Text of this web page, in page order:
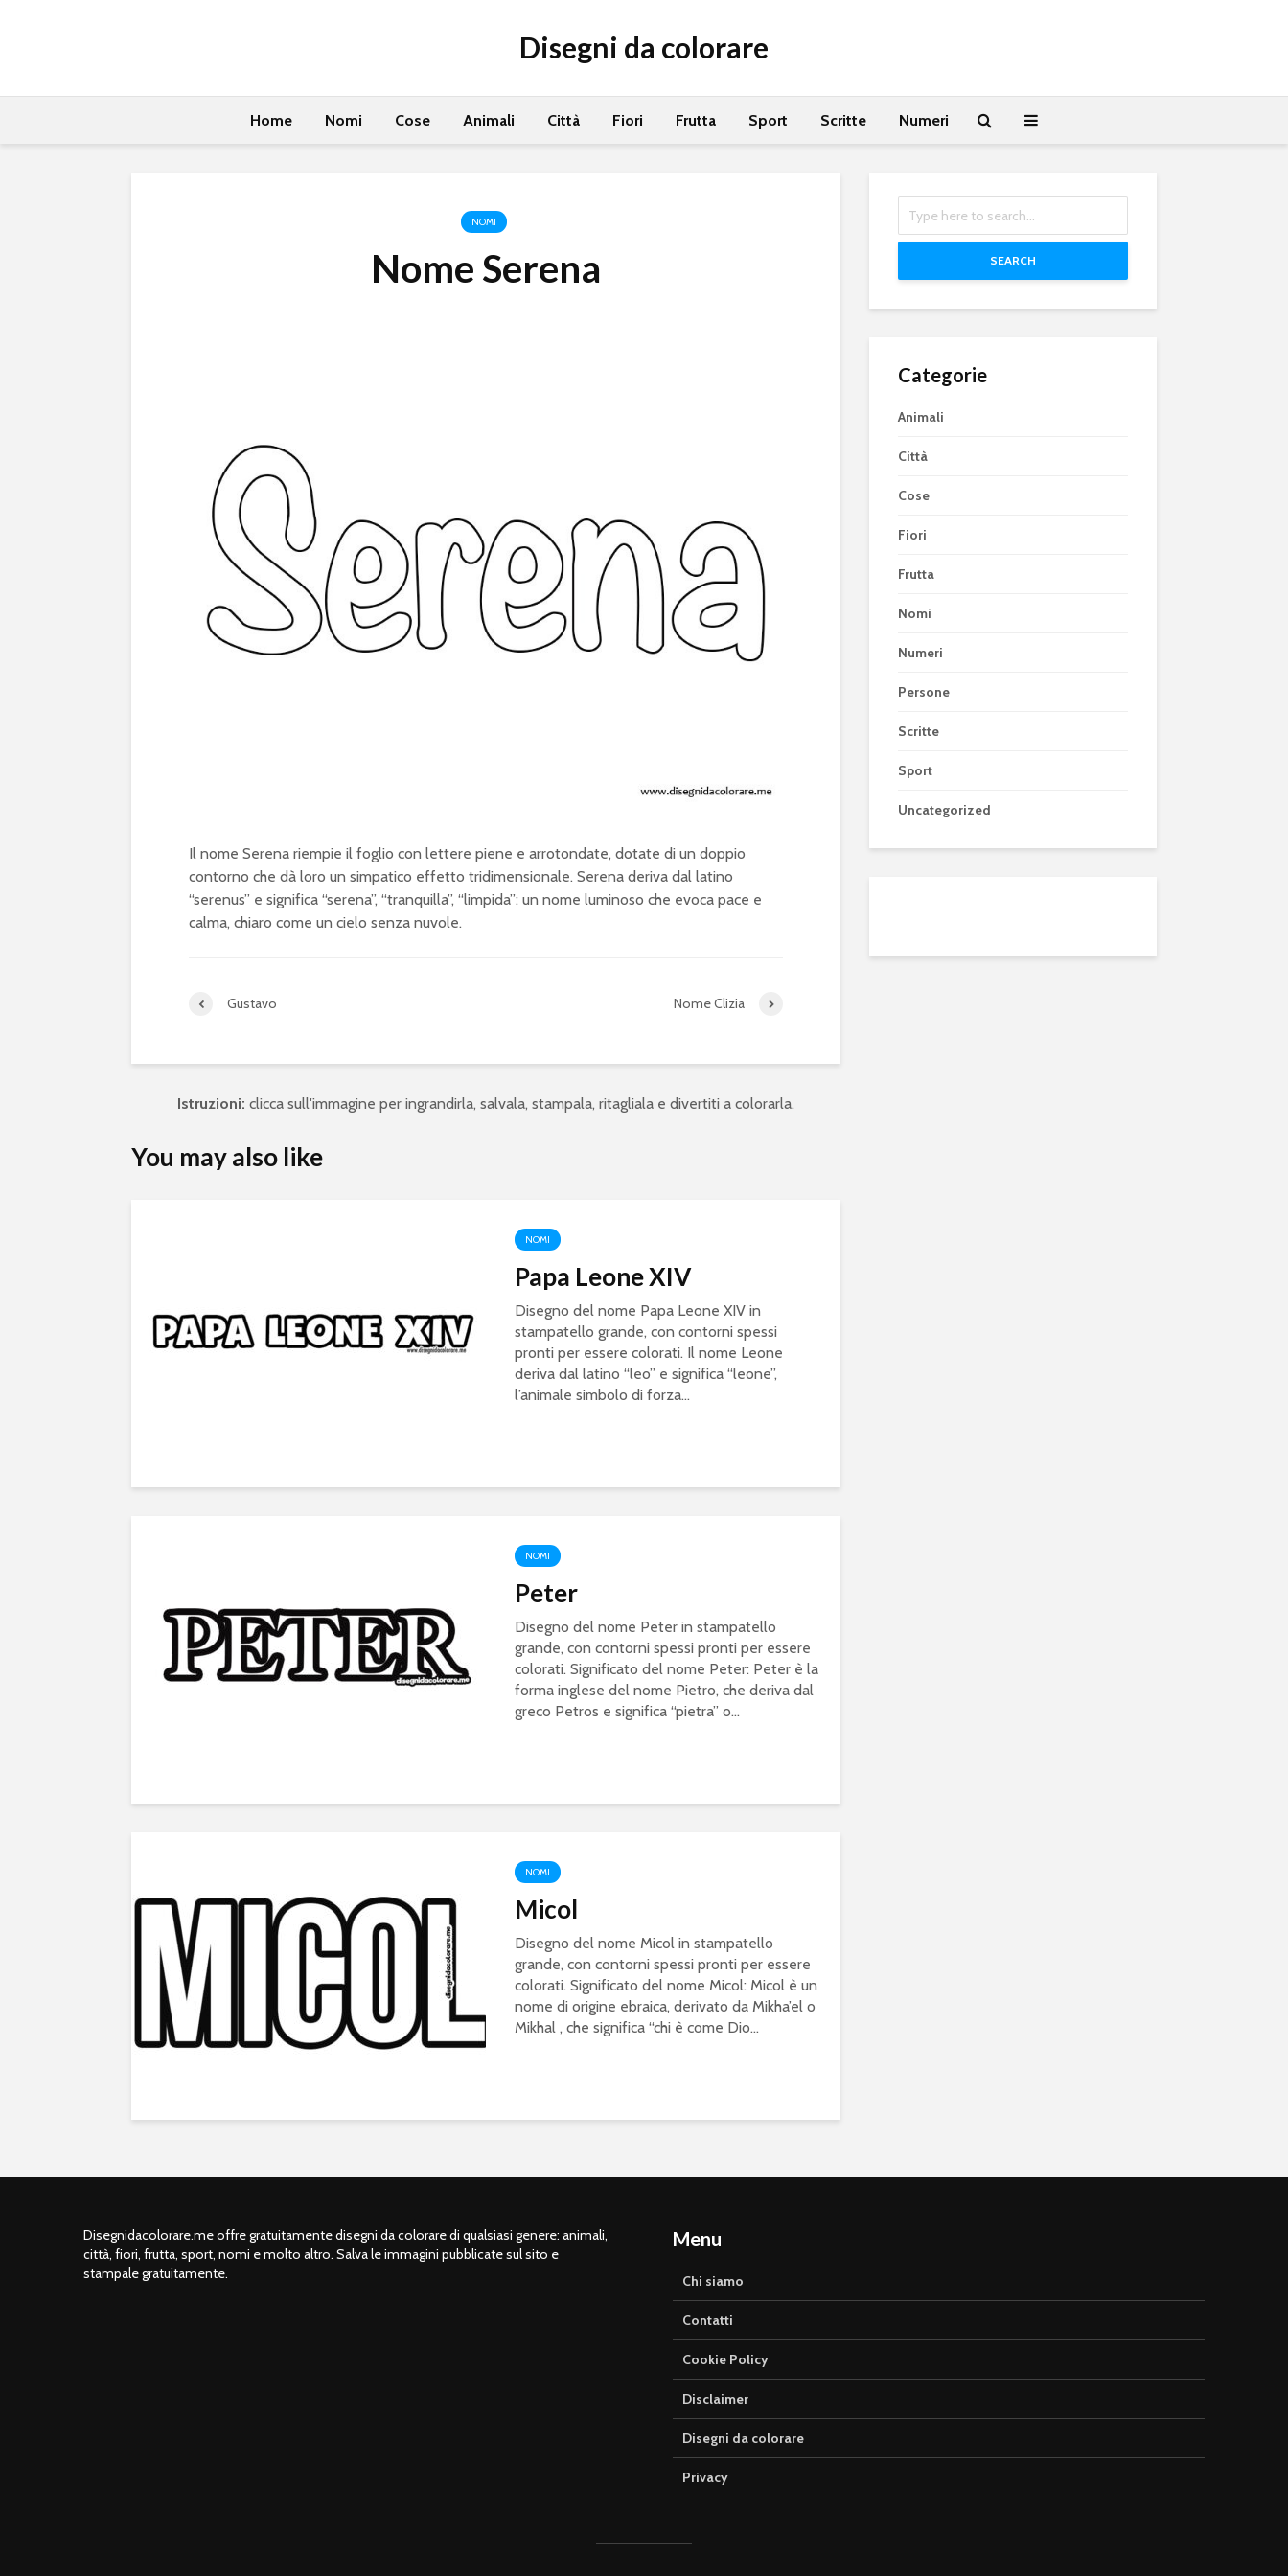
Disegni da colorare
Home Nomi Cose Animali Città Fiori Frutta Sport Scritte Numeri
NOMI
Nome Serena
Il nome Serena riempie il foglio con lettere piene e arrotondate, dotate di un doppio
contorno che dà loro un simpatico effetto tridimensionale. Serena deriva dal latino
“serenus” e significa “serena”, “tranquilla”, “limpida”: un nome luminoso che evoca pace e
calma, chiaro come un cielo senza nuvole.
Gustavo Nome Clizia
Istruzioni: clicca sull'immagine per ingrandirla, salvala, stampala, ritagliala e divertiti a colorarla.
You may also like
NOMI
Papa Leone XIV
Disegno del nome Papa Leone XIV in
stampatello grande, con contorni spessi
pronti per essere colorati. Il nome Leone
deriva dal latino “leo” e significa “leone”,
l’animale simbolo di forza...
NOMI
Peter
Disegno del nome Peter in stampatello
grande, con contorni spessi pronti per essere
colorati. Significato del nome Peter: Peter è la
forma inglese del nome Pietro, che deriva dal
greco Petros e significa “pietra” o...
NOMI
Micol
Disegno del nome Micol in stampatello
grande, con contorni spessi pronti per essere
colorati. Significato del nome Micol: Micol è un
nome di origine ebraica, derivato da Mikha’el o
Mikhal , che significa “chi è come Dio...
SEARCH
Categorie
Animali
Città
Cose
Fiori
Frutta
Nomi
Numeri
Persone
Scritte
Sport
Uncategorized
Disegnidacolorare.me offre gratuitamente disegni da colorare di qualsiasi genere: animali,
città, fiori, frutta, sport, nomi e molto altro. Salva le immagini pubblicate sul sito e
stampale gratuitamente.
Menu
Chi siamo
Contatti
Cookie Policy
Disclaimer
Disegni da colorare
Privacy